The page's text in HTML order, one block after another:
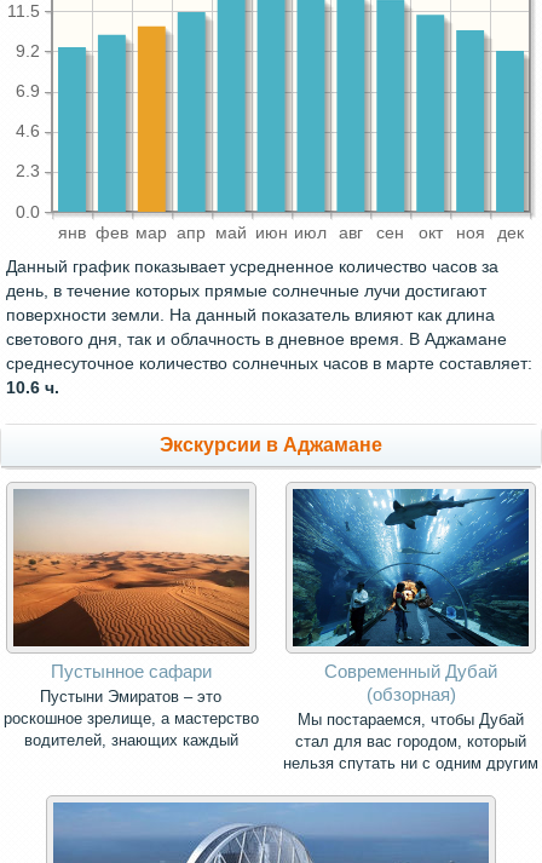
янв фев мар апр май июн июл авг сен окт ноя дек
0.0
2.3
4.6
6.9
9.2
11.5
Данный график показывает усредненное количество часов за
день, в течение которых прямые солнечные лучи достигают
поверхности земли. На данный показатель влияют как длина
светового дня, так и облачность в дневное время. В Аджамане
среднесуточное количество солнечных часов в марте составляет:
10.6 ч.
Экскурсии в Аджамане
Пустынное сафари
Пустыни Эмиратов – это
роскошное зрелище, а мастерство
водителей, знающих каждый
стремительно упасть к пяткам.
Современный Дубай
(обзорная)
Мы постараемся, чтобы Дубай
стал для вас городом, который
нельзя спутать ни с одним другим